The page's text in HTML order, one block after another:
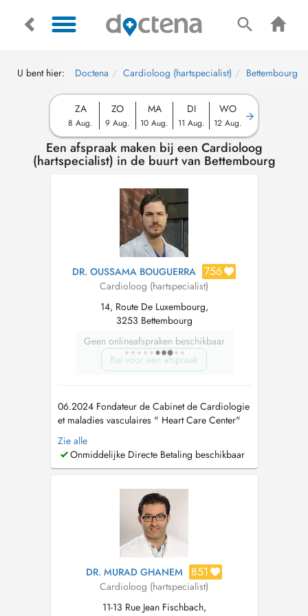
U bent hier: Doctena Cardioloog (hartspecialist) Bettembourg
ZA
8 Aug.
ZO
9 Aug.
MA
10 Aug.
DI
11 Aug.
WO
12 Aug.
Een afspraak maken bij een Cardioloog
(hartspecialist) in de buurt van Bettembourg
DR. OUSSAMA BOUGUERRA 756
Cardioloog (hartspecialist)
14, Route De Luxembourg,
3253 Bettembourg
Geen onlineafspraken beschikbaar
Bel voor een afspraak
06.2024 Fondateur de Cabinet de Cardiologie
et maladies vasculaires " Heart Care Center"
Gründung der Praxis für Herz und
Gefäßmedizin seit dem 01/06/2024 ''Heart
Care Center'' 05.2023-05.2024: Medizinische
Innere Medizin und Kardiologie 10.20...
Zie alle
Onmiddelijke Directe Betaling beschikbaar
DR. MURAD GHANEM 851
Cardioloog (hartspecialist)
11-13 Rue Jean Fischbach,